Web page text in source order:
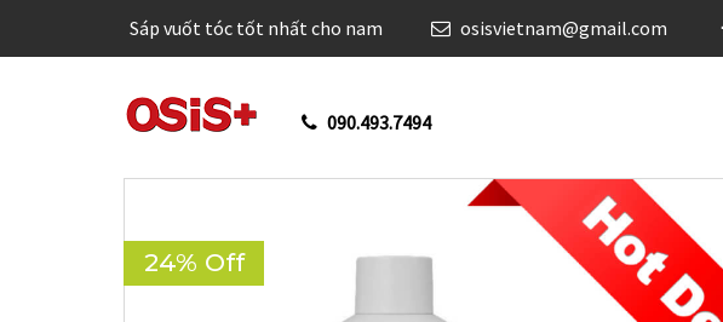
Sáp vuốt tóc tốt nhất cho nam osisvietnam@gmail.com
090.493.7494
24% Off